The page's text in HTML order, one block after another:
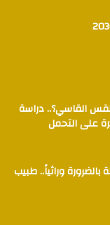
القاسي؟.. دراسة
على التحمل
وراثياً.. طبيب